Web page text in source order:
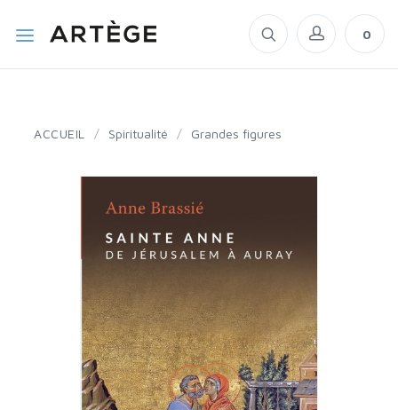
0
ACCUEIL / Spiritualité / Grandes figures